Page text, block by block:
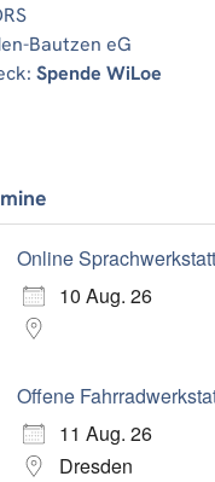
Bautzen eG
Spende WiLoe
Online
10 Aug. 26
Offene
11 Aug. 26
Dresden